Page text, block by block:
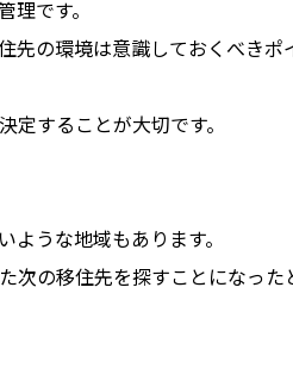
理です。
の環境は意識しておくべきポ
定することが大切です。
ような地域もあります。
次の移住先を探すことになっ